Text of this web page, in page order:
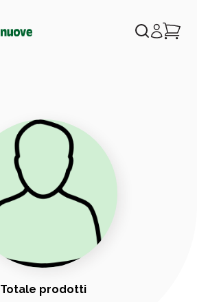
Totale prodotti